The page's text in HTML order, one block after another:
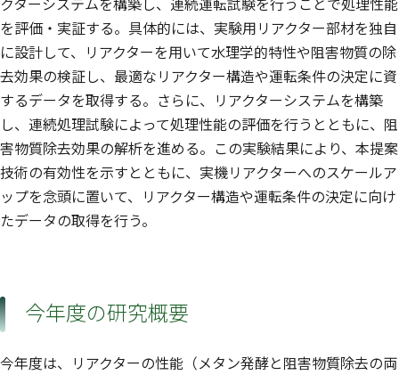
を評価・実証する。具体的には、実験用リアクター部材を独自
に設計して、リアクターを用いて水理学的特性や阻害物質の除
去効果の検証し、最適なリアクター構造や運転条件の決定に資
するデータを取得する。さらに、リアクターシステムを構築
し、連続処理試験によって処理性能の評価を行うとともに、阻
害物質除去効果の解析を進める。この実験結果により、本提案
技術の有効性を示すとともに、実機リアクターへのスケールア
ップを念頭に置いて、リアクター構造や運転条件の決定に向け
たデータの取得を行う。
今年度の研究概要
今年度は、リアクターの性能（メタン発酵と阻害物質除去の両